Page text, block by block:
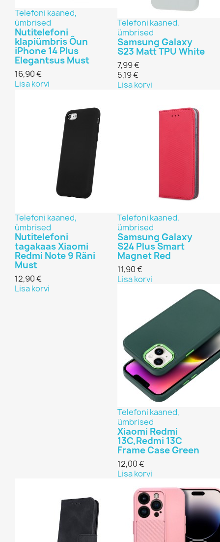
Telefoni kaaned,
ümbrised
Nutitelefoni
klapiümbris Õun
iPhone 14 Plus
Elegantsus Must
16,90 €
Lisa korvi
Telefoni kaaned,
ümbrised
Samsung Galaxy
S23 Matt TPU White
7,99 €
5,19 €
Lisa korvi
Telefoni kaaned,
ümbrised
Nutitelefoni
tagakaas Xiaomi
Redmi Note 9 Räni
Must
12,90 €
Lisa korvi
Telefoni kaaned,
ümbrised
Samsung Galaxy
S24 Plus Smart
Magnet Red
11,90 €
Lisa korvi
Telefoni kaaned,
ümbrised
Xiaomi Redmi
13C,Redmi 13C
Frame Case Green
12,00 €
Lisa korvi